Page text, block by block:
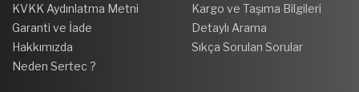
KVKK Aydınlatma Metni
Garanti ve İade
Hakkımızda
Neden Sertec ?
Kargo ve Taşıma Bilgileri
Detaylı Arama
Sıkça Sorulan Sorular